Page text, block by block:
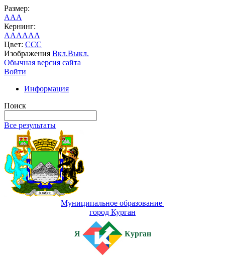
Размер:
AAA
Кернинг:
AAAAAA
Цвет: CCC
Изображения Вкл.Выкл.
Обычная версия сайта
Войти
Информация
Поиск
Все результаты
Муниципальное образование
город Курган
Я Курган